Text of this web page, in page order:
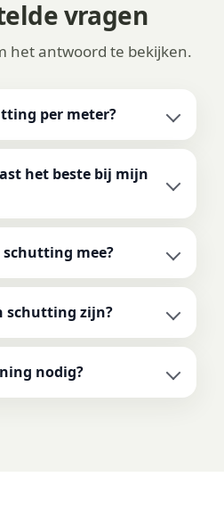
vragen
het antwoord te bekijken.
per meter?
het beste bij mijn
schutting mee?
schutting zijn?
nodig?